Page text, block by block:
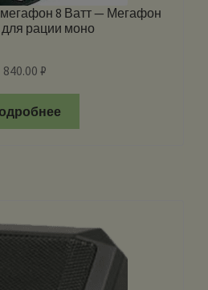
мегафон 8 Ватт — Мегафон
рации моно
840.00₽